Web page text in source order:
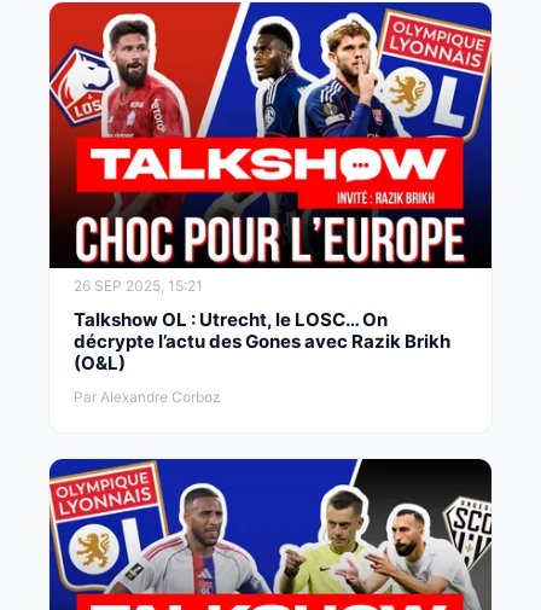
26 SEP 2025, 15:21
Talkshow OL : Utrecht, le LOSC… On
décrypte l’actu des Gones avec Razik Brikh
(O&L)
Par Alexandre Corboz